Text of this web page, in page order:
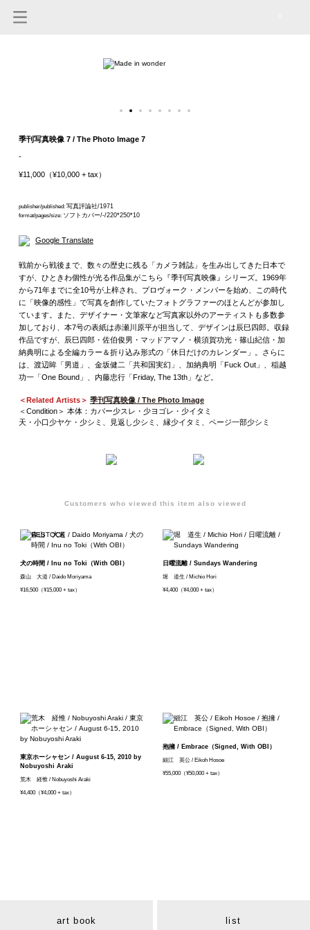
季刊写真映像 7 / The Photo Image 7
-
¥11,000（¥10,000 + tax）
publisher/published: 写真評論社/1971
format/pages/size: ソフトカバー/-/220*250*10
Google Translate
戦前から戦後まで、数々の歴史に残る「カメラ雑誌」を生み出してきた日本で
すが、ひときわ個性が光る作品集がこちら『季刊写真映像』シリーズ。1969年
から71年までに全10号が上梓され、プロヴォーク・メンバーを始め、この時代
に「映像的感性」で写真を創作していたフォトグラファーのほとんどが参加し
ています。また、デザイナー・文筆家など写真家以外のアーティストも多数参
加しており、本7号の表紙は赤瀬川原平が担当して、デザインは辰巳四郎。収録
作品ですが、辰巳四郎・佐伯俊男・マッドアマノ・横須賀功光・篠山紀信・加
納典明による全編カラー＆折り込み形式の「休日だけのカレンダー」。さらに
は、渡辺眸「男道」、金坂健二「共和国実幻」、加納典明「Fuck Out」、稲越
功一「One Bound」、内藤忠行「Friday, The 13th」など。
＜Related Artists＞ 季刊写真映像 / The Photo Image
＜Condition＞ 本体：カバー少スレ・少ヨゴレ・少イタミ
天・小口少ヤケ・少シミ、見返し少シミ、縁少イタミ、ページ一部少シミ
Customers who viewed this item also viewed
犬の時間 / Inu no Toki（With OBI）
森山 大道 / Daido Moriyama
¥16,500（¥15,000 + tax）
日曜流離 / Sundays Wandering
堀 道生 / Michio Hori
¥4,400（¥4,000 + tax）
東京ホーシャセン / August 6-15, 2010 by
Nobuyoshi Araki
荒木 経惟 / Nobuyoshi Araki
¥4,400（¥4,000 + tax）
抱擁 / Embrace（Signed, With OBI）
細江 英公 / Eikoh Hosoe
¥55,000（¥50,000 + tax）
art book list